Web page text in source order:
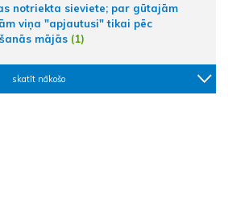
notriekta sieviete; par gūtajām
viņa "apjautusi" tikai pēc
mājās (1)
skatīt nākošo